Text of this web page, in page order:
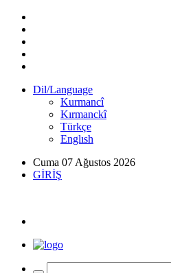
Dil/Language
Kurmancî
Kırmanckî
Türkçe
Englısh
Cuma 07 Ağustos 2026
GİRİŞ